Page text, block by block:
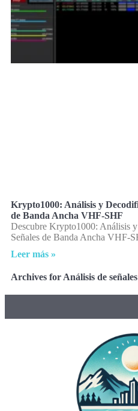
Krypto1000: Análisis y
de Banda Ancha VHF-SHF
Descubre Krypto1000: Análisis
Señales de Banda Ancha VHF-
Leer más »
Archives for Análisis de señales